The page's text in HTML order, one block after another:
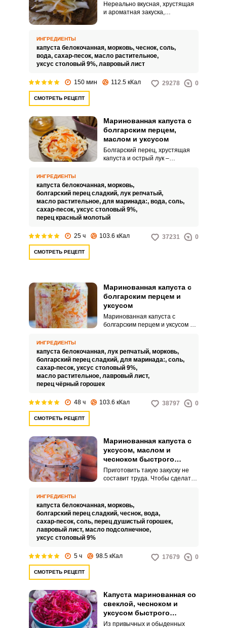
Нереально вкусная, хрустящая
и ароматная закуска,
ингредиенты, а процесс
приготовления не отнимет
много вашего времени.
ИНГРЕДИЕНТЫ
капуста белокочанная, морковь, чеснок, соль,
вода, сахар-песок, масло растительное,
уксус столовый 9%, лавровый лист
150 мин 112.5 кКал 29278 0
СМОТРЕТЬ РЕЦЕПТ
Маринованная капуста с
болгарским перцем,
маслом и уксусом
Болгарский перец, хрустящая
капуста и острый лук –
пикантной закуски. Блюдо
получается с насыщенным
вкусом и пряным ароматом.
ИНГРЕДИЕНТЫ
капуста белокочанная, морковь,
болгарский перец сладкий, лук репчатый,
масло растительное, для маринада:, вода, соль,
сахар-песок, уксус столовый 9%,
перец красный молотый
25 ч 103.6 кКал 37231 0
СМОТРЕТЬ РЕЦЕПТ
Маринованная капуста с
болгарским перцем и
уксусом
Маринованная капуста с
болгарским перцем и уксусом –
Приготовить такую закуску очень
просто и быстро, капуста
маринуется буквально за
несколько суток, в отличие от
квашенной.
ИНГРЕДИЕНТЫ
капуста белокочанная, лук репчатый, морковь,
болгарский перец сладкий, для маринада:, соль,
сахар-песок, уксус столовый 9%,
масло растительное, лавровый лист,
перец чёрный горошек
48 ч 103.6 кКал 38797 0
СМОТРЕТЬ РЕЦЕПТ
Маринованная капуста с
уксусом, маслом и
чесноком быстрого
приготовления
Приготовить такую закуску не
составит труда. Чтобы сделать
перец и морковь.
ИНГРЕДИЕНТЫ
капуста белокочанная, морковь,
болгарский перец сладкий, чеснок, вода,
сахар-песок, соль, перец душистый горошек,
лавровый лист, масло подсолнечное,
уксус столовый 9%
5 ч 98.5 кКал 17679 0
СМОТРЕТЬ РЕЦЕПТ
Капуста маринованная со
свеклой, чесноком и
уксусом быстрого
приготовления
Из привычных и обыденных